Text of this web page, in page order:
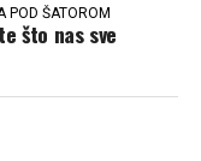
POD ŠATOROM
što nas sve